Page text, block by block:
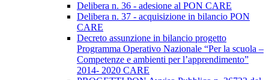
Delibera n. 36 - adesione al PON CARE
Delibera n. 37 - acquisizione in bilancio PON
CARE
Decreto assunzione in bilancio progetto
Programma Operativo Nazionale “Per la scuola –
Competenze e ambienti per l’apprendimento”
2014- 2020 CARE